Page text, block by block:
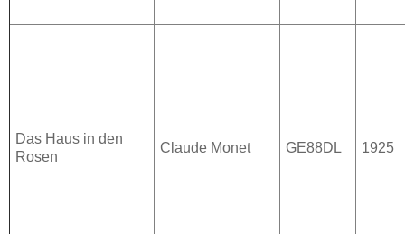
Das Haus in den
Rosen
Claude Monet GE88DL 1925